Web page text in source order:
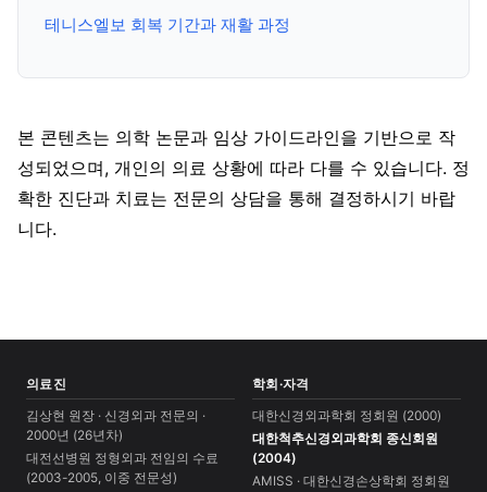
테니스엘보 회복 기간과 재활 과정
본 콘텐츠는 의학 논문과 임상 가이드라인을 기반으로 작
성되었으며, 개인의 의료 상황에 따라 다를 수 있습니다. 정
확한 진단과 치료는 전문의 상담을 통해 결정하시기 바랍
니다.
의료진
김상현 원장 · 신경외과 전문의 ·
2000년 (26년차)
대전선병원 정형외과 전임의 수료
(2003-2005, 이중 전문성)
학회·자격
대한신경외과학회 정회원 (2000)
대한척추신경외과학회 종신회원
(2004)
AMISS · 대한신경손상학회 정회원